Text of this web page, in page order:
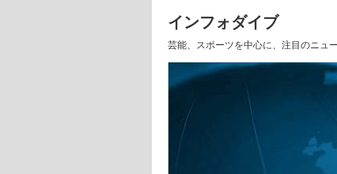
インフォダイブ
芸能、スポーツを中心に、注目のニュ